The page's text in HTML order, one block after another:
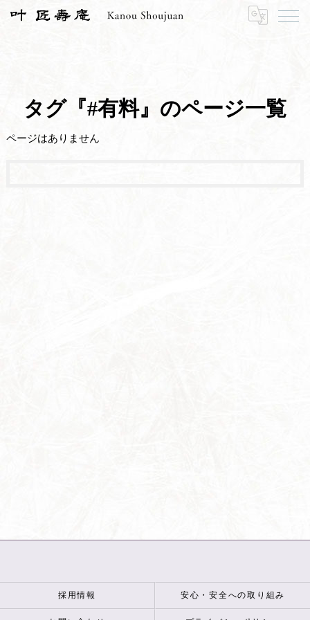
HOME
タグ『#有料』のページ一覧
ページはありません
採用情報 安心・安全への取り組み